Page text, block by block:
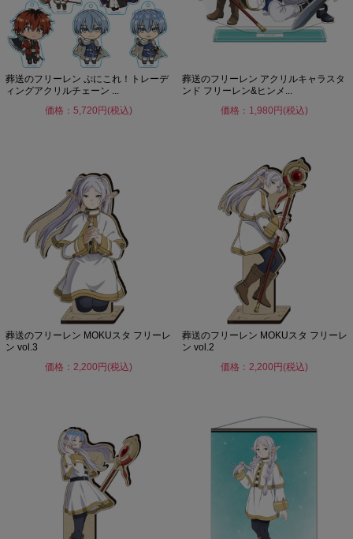
葬送のフリーレン ぷにこれ！トレーデ
ィングアクリルチェーン ...
価格：5,720円(税込)
葬送のフリーレン アクリルキャラスタ
ンド フリーレン&ヒンメ...
価格：1,980円(税込)
葬送のフリーレン MOKUスタ フリーレ
ン vol.3
価格：2,200円(税込)
葬送のフリーレン MOKUスタ フリーレ
ン vol.2
価格：2,200円(税込)